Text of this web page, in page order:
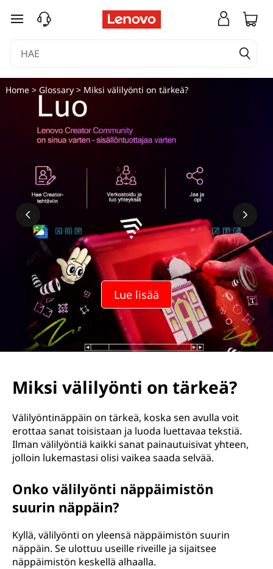
siirry pääsisältöön
Lue lisää
Home> Glossary> Miksi välilyönti on tärkeä?
Miksi välilyönti on tärkeä?
Välilyöntinäppäin on tärkeä, koska sen avulla voit
erottaa sanat toisistaan ja luoda luettavaa tekstiä.
Ilman välilyöntiä kaikki sanat painautuisivat yhteen,
jolloin lukemastasi olisi vaikea saada selvää.
Onko välilyönti näppäimistön
suurin näppäin?
Kyllä, välilyönti on yleensä näppäimistön suurin
näppäin. Se ulottuu useille riveille ja sijaitsee
näppäimistön keskellä alhaalla.